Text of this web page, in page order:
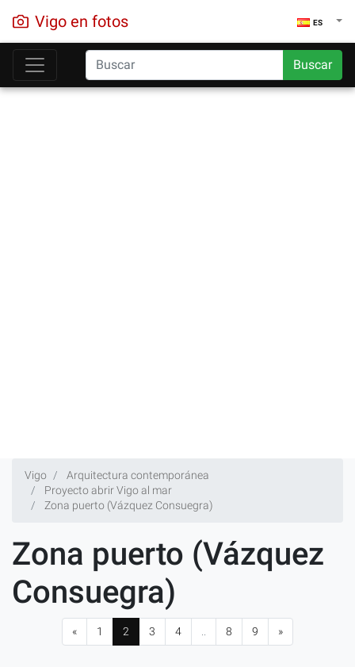
Vigo en fotos ES
Buscar
Vigo
Arquitectura contemporánea
Proyecto abrir Vigo al mar
Zona puerto (Vázquez Consuegra)
Zona puerto (Vázquez
Consuegra)
« 1 2 3 4 8 9 »